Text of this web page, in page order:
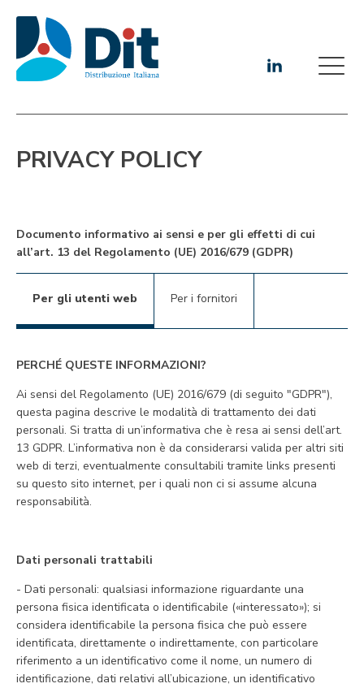
PRIVACY POLICY
Documento informativo ai sensi e per gli effetti di cui
all’art. 13 del Regolamento (UE) 2016/679 (GDPR)
Per gli utenti web Per i fornitori
PERCHÉ QUESTE INFORMAZIONI?
Ai sensi del Regolamento (UE) 2016/679 (di seguito "GDPR"),
questa pagina descrive le modalità di trattamento dei dati
personali. Si tratta di un’informativa che è resa ai sensi dell’art.
13 GDPR. L’informativa non è da considerarsi valida per altri siti
web di terzi, eventualmente consultabili tramite links presenti
su questo sito internet, per i quali non ci si assume alcuna
responsabilità.
Dati personali trattabili
- Dati personali: qualsiasi informazione riguardante una
persona fisica identificata o identificabile («interessato»); si
considera identificabile la persona fisica che può essere
identificata, direttamente o indirettamente, con particolare
riferimento a un identificativo come il nome, un numero di
identificazione, dati relativi all’ubicazione, un identificativo